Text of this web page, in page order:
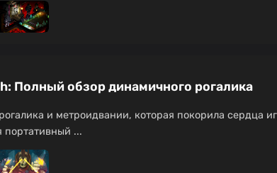
Полный обзор динамичного рогалика
и метроидвании, которая покорила сердца
портативный ...